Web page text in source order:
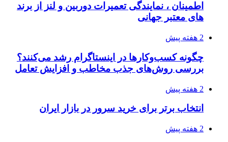
اطمینان ، نمایندگی تعمیرات دوربین و لنز از برند
های معتبر جهانی
2 هفته پیش
چگونه کسب‌وکارها در اینستاگرام رشد می‌کنند؟
بررسی روش‌های جذب مخاطب و افزایش تعامل
2 هفته پیش
انتخاب برتر برای خرید سرور در بازار ایران
2 هفته پیش